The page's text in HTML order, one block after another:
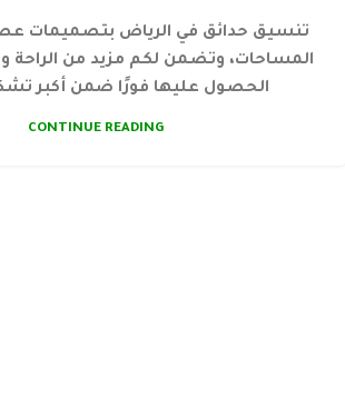
تنسيق حدائق في الرياض بتصميمات
المساحات، وتضمن لكم مزيد من الراحة
الحصول عليها فورًا ضمن أكبر
CONTINUE READING